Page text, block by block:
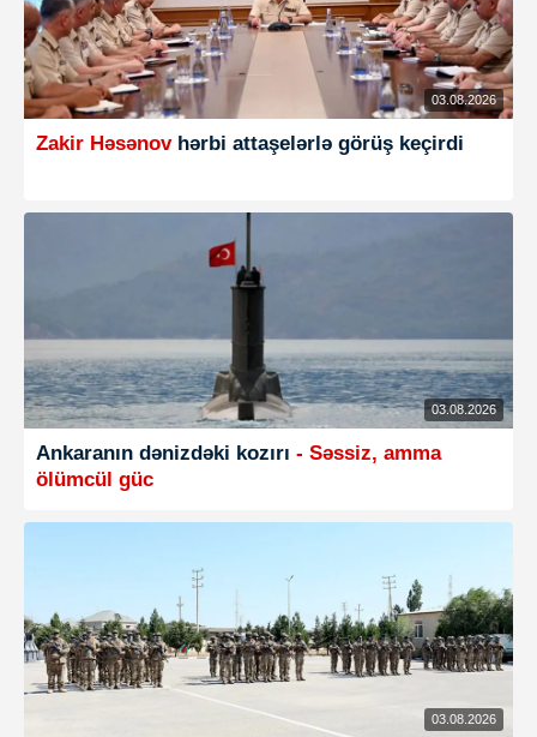
03.08.2026
Zakir Həsənovhərbi attaşelərlə görüş keçirdi
03.08.2026
Ankaranın dənizdəki kozırı - Səssiz, amma
ölümcül güc
03.08.2026